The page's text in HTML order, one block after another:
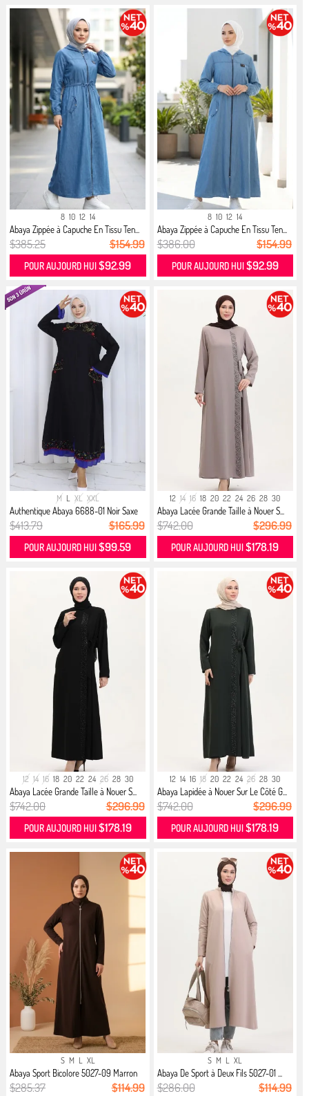
8 10 12 14
Abaya Zippée à Capuche En Tissu Ten...
$385.25 $154.99
POUR AUJOURD HUI$92.99
8 10 12 14
Abaya Zippée à Capuche En Tissu Ten...
$386.00 $154.99
POUR AUJOURD HUI $92.99
M L XL XXL
Authentique Abaya 6688-01 Noir Saxe
$413.79 $165.99
POUR AUJOURD HUI$99.59
12 14 16 18 20 22 24 26 28 30
Abaya Lacée Grande Taille à Nouer S...
$742.00 $296.99
POUR AUJOURD HUI$178.19
12 14 16 18 20 22 24 26 28 30
Abaya Lacée Grande Taille à Nouer S...
$742.00 $296.99
POUR AUJOURD HUI $178.19
12 14 16 18 20 22 24 26 28 30
Abaya Lapidée à Nouer Sur Le Côté G...
$742.00 $296.99
POUR AUJOURD HUI$178.19
S M L XL
Abaya Sport Bicolore 5027-09 Marron
$285.37 $114.99
S M L XL
Abaya De Sport à Deux Fils 5027-01 ...
$286.00 $114.99